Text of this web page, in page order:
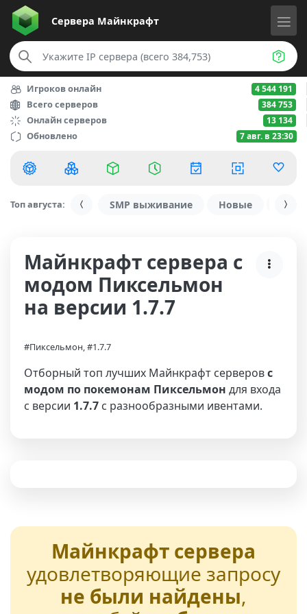
Сервера Майнкрафт
Игроков онлайн 4 544 191
Всего серверов 384 753
Онлайн серверов 13 134
Обновлено 7 авг. в 23:30
Топ августа: SMP выживание Новые С
Майнкрафт сервера с
модом Пиксельмон
на версии 1.7.7
#Пиксельмон, #1.7.7
Отборный топ лучших Майнкрафт серверовс
модом по покемонам Пиксельмон для входа
с версии 1.7.7 с разнообразными ивентами.
Майнкрафт сервера
удовлетворяющие запросу
не были найдены,